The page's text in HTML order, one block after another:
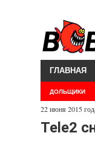
ГЛАВНАЯ
ДОЛЬЩИКИ
22 июня 2015
Tele2